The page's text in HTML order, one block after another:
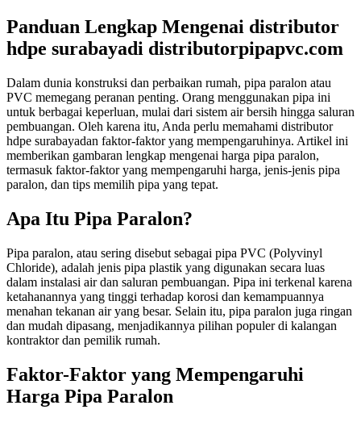
Panduan Lengkap Mengenai distributor
hdpe surabayadi distributorpipapvc.com
Dalam dunia konstruksi dan perbaikan rumah, pipa paralon atau
PVC memegang peranan penting. Orang menggunakan pipa ini
untuk berbagai keperluan, mulai dari sistem air bersih hingga saluran
pembuangan. Oleh karena itu, Anda perlu memahami distributor
hdpe surabayadan faktor-faktor yang mempengaruhinya. Artikel ini
memberikan gambaran lengkap mengenai harga pipa paralon,
termasuk faktor-faktor yang mempengaruhi harga, jenis-jenis pipa
paralon, dan tips memilih pipa yang tepat.
Apa Itu Pipa Paralon?
Pipa paralon, atau sering disebut sebagai pipa PVC (Polyvinyl
Chloride), adalah jenis pipa plastik yang digunakan secara luas
dalam instalasi air dan saluran pembuangan. Pipa ini terkenal karena
ketahanannya yang tinggi terhadap korosi dan kemampuannya
menahan tekanan air yang besar. Selain itu, pipa paralon juga ringan
dan mudah dipasang, menjadikannya pilihan populer di kalangan
kontraktor dan pemilik rumah.
Faktor-Faktor yang Mempengaruhi
Harga Pipa Paralon